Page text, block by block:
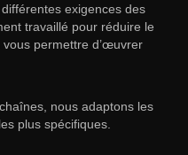
exigences des
travaillé pour réduire le
permettre d’œuvrer
nous adaptons les
plus spécifiques.